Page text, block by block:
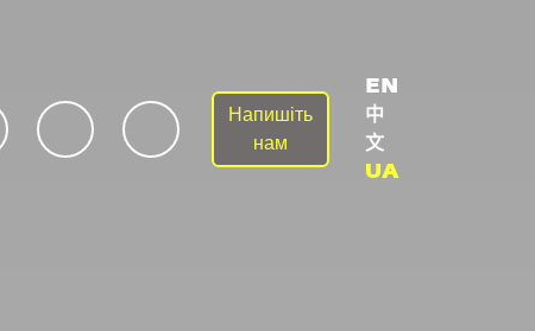
instagram
Напишіть
нам
EN
中
文
UA